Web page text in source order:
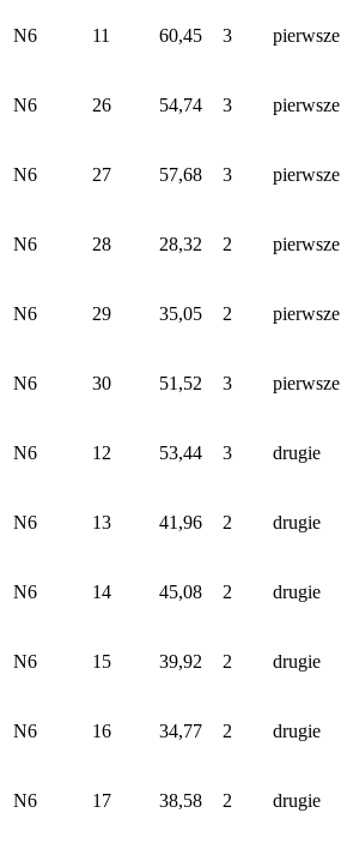
N6 11 60,45 3 pierwsze
N6 26 54,74 3 pierwsze
N6 27 57,68 3 pierwsze
N6 28 28,32 2 pierwsze
N6 29 35,05 2 pierwsze
N6 30 51,52 3 pierwsze
N6 12 53,44 3 drugie
N6 13 41,96 2 drugie
N6 14 45,08 2 drugie
N6 15 39,92 2 drugie
N6 16 34,77 2 drugie
N6 17 38,58 2 drugie